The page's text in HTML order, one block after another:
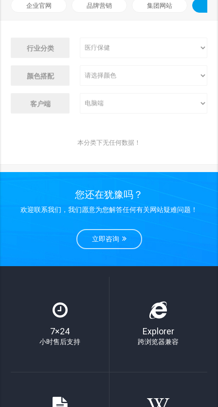
企业官网 品牌营销 集团网站
行业分类
颜色搭配
客户端
本分类下无任何数据！
您还在犹豫吗？
欢迎联系我们，我们愿意为您解答任何有关网站疑难问题！
立即咨询
7×24
小时售后支持
Explorer
跨浏览器兼容